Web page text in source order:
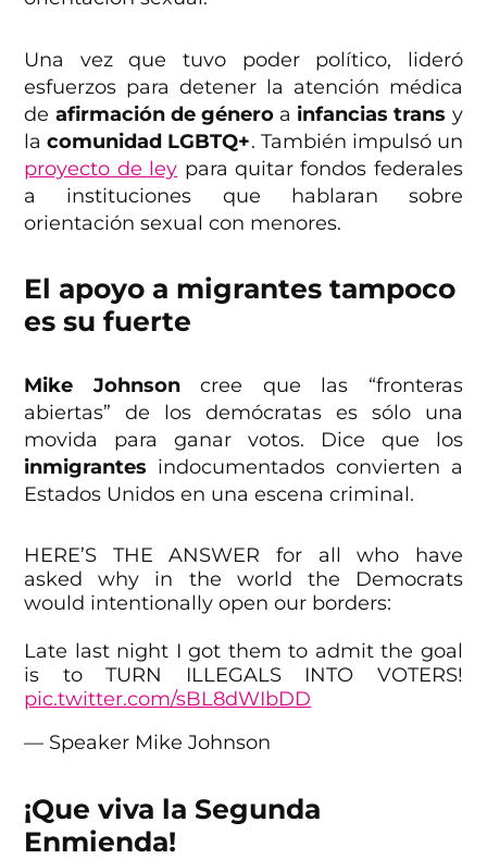
Una vez que tuvo poder político, lideró
esfuerzos para detener la atención médica
de afirmación de géneroa infancias trans y
lacomunidad LGBTQ+. También impulsó un
proyecto de ley para quitar fondos federales
a instituciones que hablaran sobre
orientación sexual con menores.
El apoyo a migrantes tampoco
es su fuerte
Mike Johnsoncree que las “fronteras
abiertas” de los demócratas es sólo una
movida para ganar votos. Dice que los
inmigrantes indocumentados convierten a
Estados Unidos en una escena criminal.
HERE’S THE ANSWER for all who have
asked why in the world the Democrats
would intentionally open our borders:
Late last night I got them to admit the goal
is to TURN ILLEGALS INTO VOTERS!
pic.twitter.com/sBL8dWIbDD
— Speaker Mike Johnson
¡Que viva la Segunda
Enmienda!